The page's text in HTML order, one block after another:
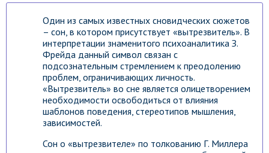
Один из самых известных сновидческих сюжетов
– сон, в котором присутствует «вытрезвитель». В
интерпретации знаменитого психоаналитика З.
Фрейда данный символ связан с
подсознательным стремлением к преодолению
проблем, ограничивающих личность.
«Вытрезвитель» во сне является олицетворением
необходимости освободиться от влияния
шаблонов поведения, стереотипов мышления,
зависимостей.
Сон о «вытрезвителе» по толкованию Г. Миллера